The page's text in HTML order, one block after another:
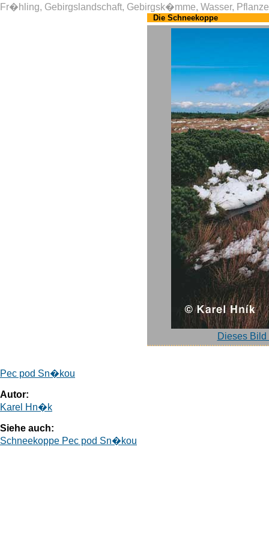
Fr�hling, Gebirgslandschaft, Gebirgsk�mme, Wasser,
Die Schneekoppe
Dieses Bild
Pec pod Sn�kou
Autor:
Karel Hn�k
Siehe auch:
Schneekoppe Pec pod Sn�kou